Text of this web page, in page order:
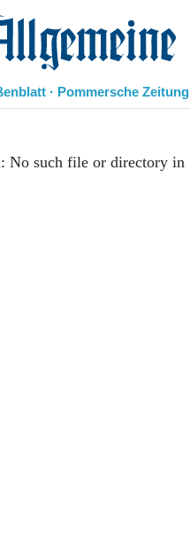
· Pommersche Zeitung
No such file or directory in